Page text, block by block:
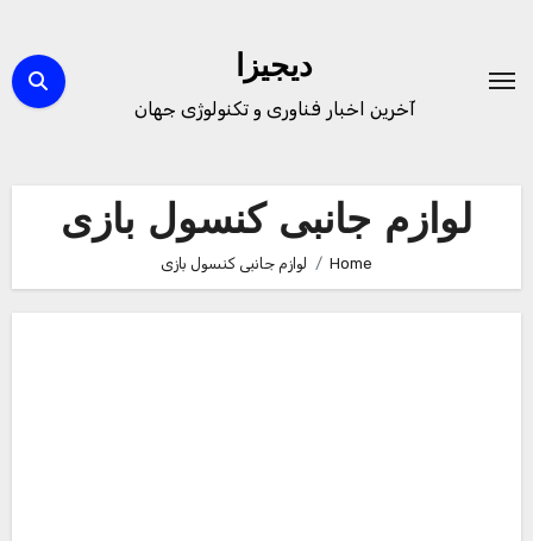
content
دیجیزا
آخرین اخبار فناوری و تکنولوژی جهان
لوازم جانبی کنسول بازی
Home لوازم جانبی کنسول بازی